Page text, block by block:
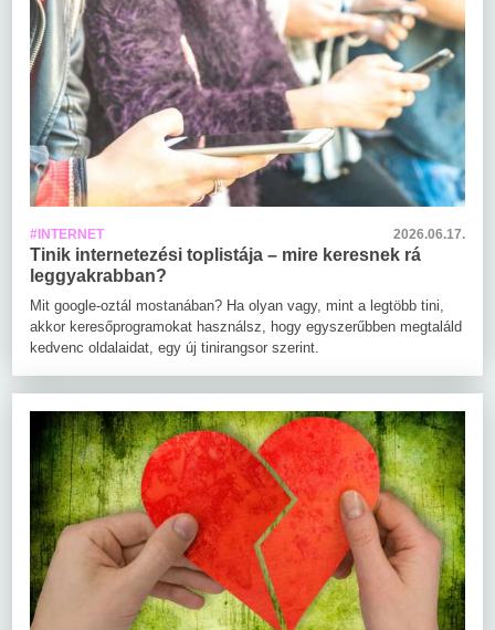
#INTERNET 2026.06.17.
Tinik internetezési toplistája – mire keresnek rá
leggyakrabban?
Mit google-oztál mostanában? Ha olyan vagy, mint a legtöbb tini,
akkor keresőprogramokat használsz, hogy egyszerűbben megtaláld
kedvenc oldalaidat, egy új tinirangsor szerint.